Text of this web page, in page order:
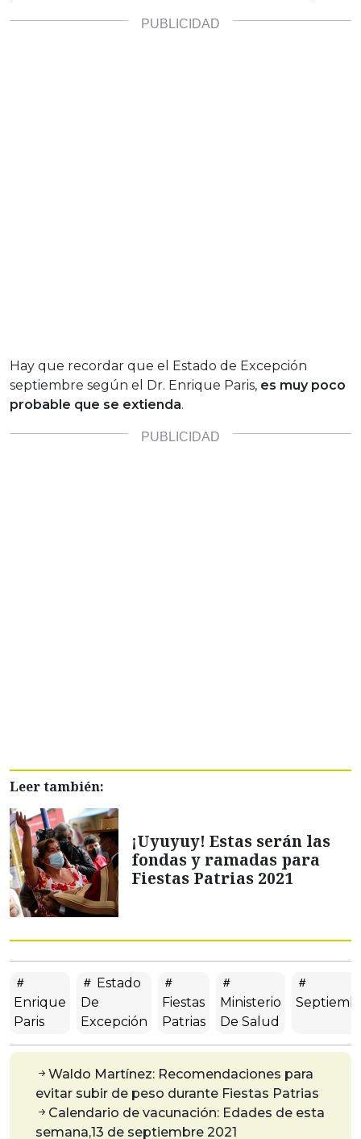
Hay que recordar que el Estado de Excepción
septiembre según el Dr. Enrique Paris, es muy poco
probable que se extienda.
Leer también:
¡Uyuyuy! Estas serán las
fondas y ramadas para
Fiestas Patrias 2021
Enrique
Paris
Estado
De
Excepción
Fiestas
Patrias
Ministerio
De Salud
Waldo Martínez: Recomendaciones para
evitar subir de peso durante Fiestas Patrias
Calendario de vacunación: Edades de esta
semana,13 de septiembre 2021